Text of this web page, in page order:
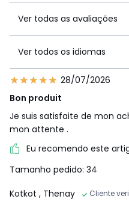
Ver todas as avaliações
Ver todos os idiomas
28/07/2026
Bon produit
Je suis satisfaite de mon
mon attente .
Eu recomendo este
Tamanho pedido: 34
Kotkot , Thenay Cliente